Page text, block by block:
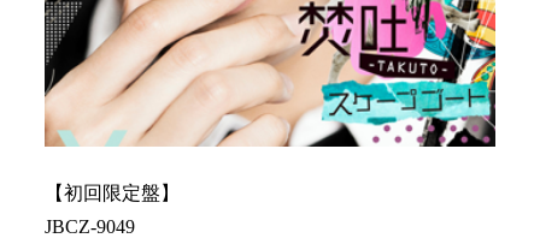
【初回限定盤】
JBCZ-9049